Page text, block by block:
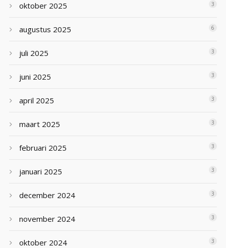
oktober 2025 3
augustus 2025 6
juli 2025 3
juni 2025 3
april 2025 3
maart 2025 3
februari 2025 3
januari 2025 3
december 2024 3
november 2024 3
oktober 2024 3